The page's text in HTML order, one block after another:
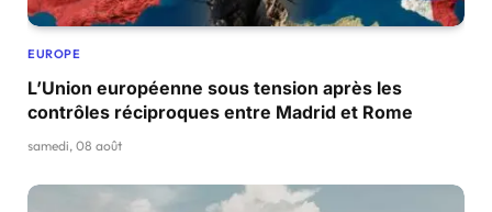
EUROPE
L’Union européenne sous tension après les
contrôles réciproques entre Madrid et Rome
samedi, 08 août